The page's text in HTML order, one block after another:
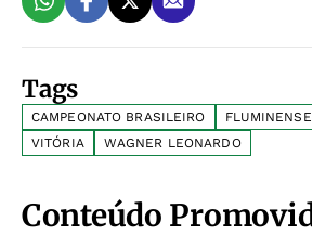
Tags
CAMPEONATO BRASILEIRO FLUMINENSE
VITÓRIA
WAGNER LEONARDO